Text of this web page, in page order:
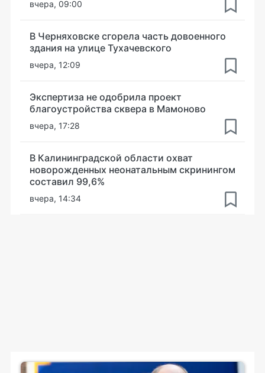
вчера, 09:00
В Черняховске сгорела часть довоенного
здания на улице Тухачевского
вчера, 12:09
Экспертиза не одобрила проект
благоустройства сквера в Мамоново
вчера, 17:28
В Калининградской области охват
новорожденных неонатальным скринингом
составил 99,6%
вчера, 14:34